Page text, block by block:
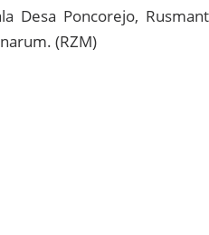
Desa Poncorejo,
(RZM)